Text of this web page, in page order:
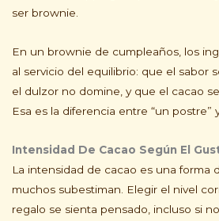
ser brownie.
En un brownie de cumpleaños, los
al servicio del equilibrio: que el sabor
el dulzor no domine, y que el cacao
Esa es la diferencia entre “un postre”
Intensidad De Cacao Según El
La intensidad de cacao es una forma
muchos subestiman. Elegir el nivel
regalo se sienta pensado, incluso si